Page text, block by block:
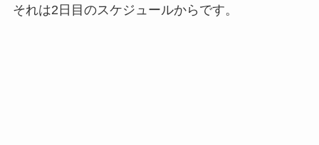
それは2日目のスケジュールからです。